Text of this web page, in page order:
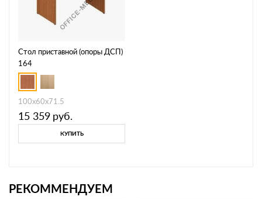
Стол приставной (опоры ДСП)
164
100x60x71.5
15 359 руб.
КУПИТЬ
РЕКОММЕНДУЕМ